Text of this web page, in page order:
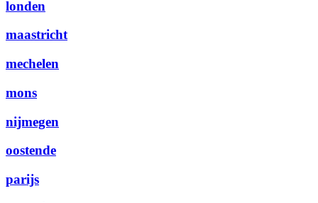
londen
maastricht
mechelen
mons
nijmegen
oostende
parijs